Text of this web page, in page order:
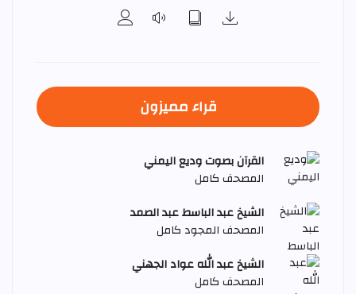
قراء مميزون
القرآن بصوت وديع اليمني
المصحف كامل
الشيخ عبد الباسط عبد الصمد
المصحف المجود كامل
الشيخ عبد الله عواد الجهني
المصحف كامل